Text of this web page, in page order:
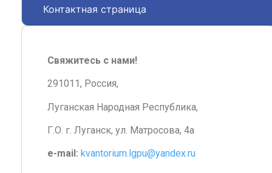
Контактная страница
Свяжитесь с нами!
291011, Россия,
Луганская Народная Республика,
Г.О. г. Луганск, ул. Матросова, 4а
e-mail: kvantorium.lgpu@yandex.ru